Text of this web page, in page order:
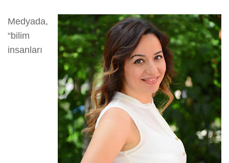
ANLAŞILMIYOR?
üzerine
Medyada,
“bilim
insanları